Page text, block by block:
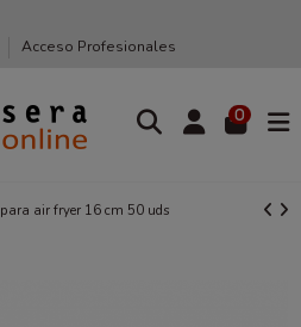
Acceso Profesionales
0
air fryer 16 cm 50 uds